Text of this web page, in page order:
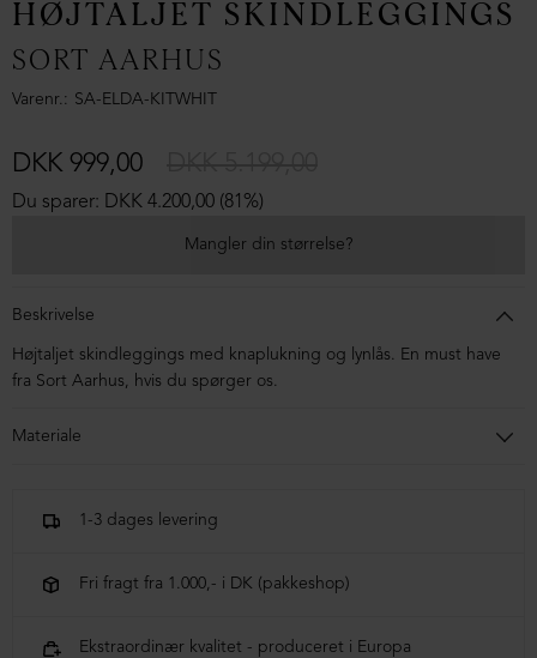
HØJTALJET SKINDLEGGINGS
SORT AARHUS
Varenr. SA-ELDA-KITWHIT
Du sparer: DKK 4.200,00 (81%)
DKK 999,00
Mangler din størrelse?
Beskrivelse
Højtaljet skindleggings med knaplukning og lynlås. En must have
fra Sort Aarhus, hvis du spørger os.
Materiale
1-3 dages levering
Fri fragt fra 1.000,- i DK (pakkeshop)
Ekstraordinær kvalitet - produceret i Europa